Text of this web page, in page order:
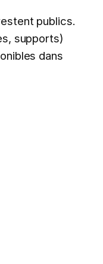
publics.
supports)
dans